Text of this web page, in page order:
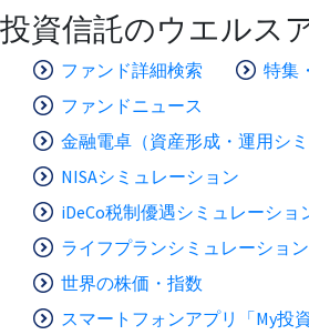
投資信託のウエルス
ファンド詳細検索
特集
ファンドニュース
金融電卓（資産形成・運用シミ
NISAシミュレーション
iDeCo税制優遇シミュレーショ
ライフプランシミュレーション
世界の株価・指数
スマートフォンアプリ「My投